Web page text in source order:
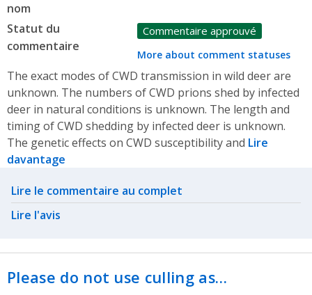
nom
Statut du
commentaire
Commentaire approuvé
More about comment statuses
The exact modes of CWD transmission in wild deer are
unknown. The numbers of CWD prions shed by infected
deer in natural conditions is unknown. The length and
timing of CWD shedding by infected deer is unknown.
The genetic effects on CWD susceptibility and Lire
davantage
Related actions
Lire le commentaire au complet
Lire l'avis
Please do not use culling as…